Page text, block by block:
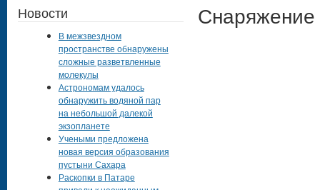
Снаряжение
Новости
В межзвездном
пространстве обнаружены
сложные разветвленные
молекулы
Астрономам удалось
обнаружить водяной пар
на небольшой далекой
экзопланете
Учеными предложена
новая версия образования
пустыни Сахара
Раскопки в Патаре